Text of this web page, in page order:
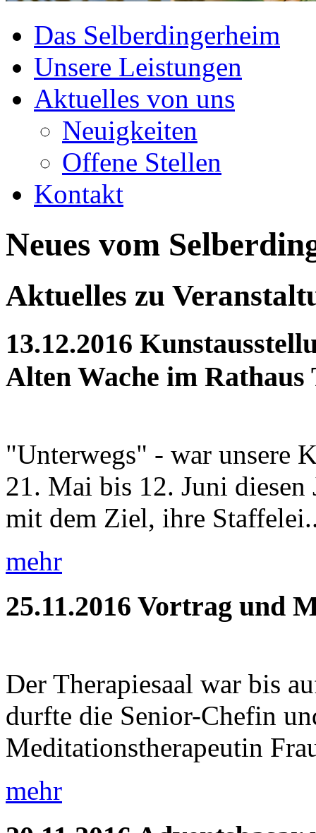
Das Selberdingerheim
Unsere Leistungen
Aktuelles von uns
Neuigkeiten
Offene Stellen
Kontakt
Neues vom
Aktuelles zu
13.12.2016
Alten Wache im Rathaus
"Unterwegs" - war unsere
21. Mai bis 12. Juni
mit dem Ziel, ihre
mehr
25.11.2016 Vortrag und
Der Therapiesaal war bis
durfte die Senior-Chefin
Meditationstherapeutin
mehr